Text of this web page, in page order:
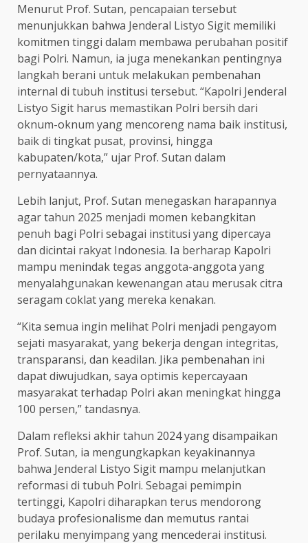
Menurut Prof. Sutan, pencapaian tersebut
menunjukkan bahwa Jenderal Listyo Sigit memiliki
komitmen tinggi dalam membawa perubahan positif
bagi Polri. Namun, ia juga menekankan pentingnya
langkah berani untuk melakukan pembenahan
internal di tubuh institusi tersebut. “Kapolri Jenderal
Listyo Sigit harus memastikan Polri bersih dari
oknum-oknum yang mencoreng nama baik institusi,
baik di tingkat pusat, provinsi, hingga
kabupaten/kota,” ujar Prof. Sutan dalam
pernyataannya.
Lebih lanjut, Prof. Sutan menegaskan harapannya
agar tahun 2025 menjadi momen kebangkitan
penuh bagi Polri sebagai institusi yang dipercaya
dan dicintai rakyat Indonesia. Ia berharap Kapolri
mampu menindak tegas anggota-anggota yang
menyalahgunakan kewenangan atau merusak citra
seragam coklat yang mereka kenakan.
“Kita semua ingin melihat Polri menjadi pengayom
sejati masyarakat, yang bekerja dengan integritas,
transparansi, dan keadilan. Jika pembenahan ini
dapat diwujudkan, saya optimis kepercayaan
masyarakat terhadap Polri akan meningkat hingga
100 persen,” tandasnya.
Dalam refleksi akhir tahun 2024 yang disampaikan
Prof. Sutan, ia mengungkapkan keyakinannya
bahwa Jenderal Listyo Sigit mampu melanjutkan
reformasi di tubuh Polri. Sebagai pemimpin
tertinggi, Kapolri diharapkan terus mendorong
budaya profesionalisme dan memutus rantai
perilaku menyimpang yang mencederai institusi.